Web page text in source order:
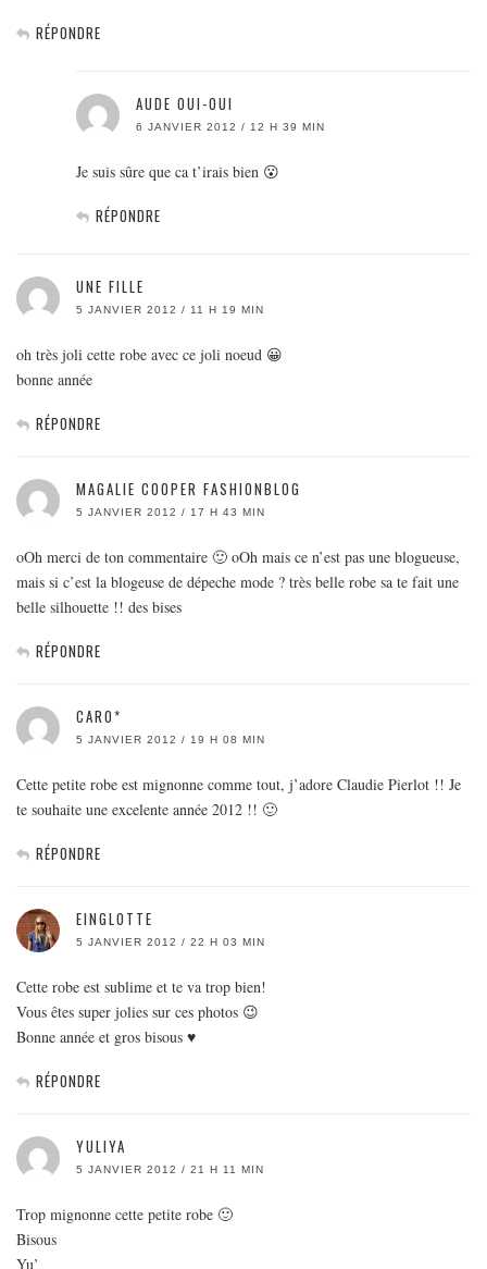
RÉPONDRE
AUDE OUI-OUI
6 JANVIER 2012 / 12 H 39 MIN
Je suis sûre que ca t’irais bien 😮
RÉPONDRE
UNE FILLE
5 JANVIER 2012 / 11 H 19 MIN
oh très joli cette robe avec ce joli noeud 😀
bonne année
RÉPONDRE
MAGALIE COOPER FASHIONBLOG
5 JANVIER 2012 / 17 H 43 MIN
oOh merci de ton commentaire 🙂 oOh mais ce n’est pas une blogueuse,
mais si c’est la blogeuse de dépeche mode ? très belle robe sa te fait une
belle silhouette !! des bises
RÉPONDRE
CARO*
5 JANVIER 2012 / 19 H 08 MIN
Cette petite robe est mignonne comme tout, j’adore Claudie Pierlot !! Je
te souhaite une excelente année 2012 !! 🙂
RÉPONDRE
EINGLOTTE
5 JANVIER 2012 / 22 H 03 MIN
Cette robe est sublime et te va trop bien!
Vous êtes super jolies sur ces photos 😉
Bonne année et gros bisous ♥
RÉPONDRE
YULIYA
5 JANVIER 2012 / 21 H 11 MIN
Trop mignonne cette petite robe 🙂
Bisous
Yu’